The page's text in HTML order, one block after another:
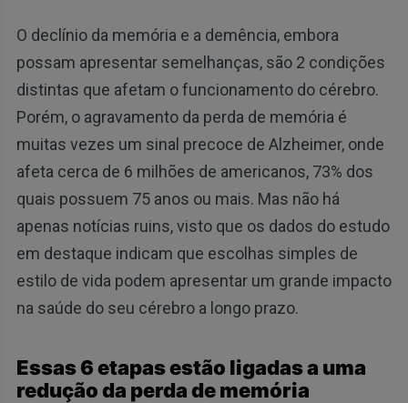
O declínio da memória e a demência, embora
possam apresentar semelhanças, são 2 condições
distintas que afetam o funcionamento do cérebro.
Porém, o agravamento da perda de memória é
muitas vezes um sinal precoce de Alzheimer, onde
afeta cerca de 6 milhões de americanos, 73% dos
quais possuem 75 anos ou mais. Mas não há
apenas notícias ruins, visto que os dados do estudo
em destaque indicam que escolhas simples de
estilo de vida podem apresentar um grande impacto
na saúde do seu cérebro a longo prazo.
Essas 6 etapas estão ligadas a uma
redução da perda de memória